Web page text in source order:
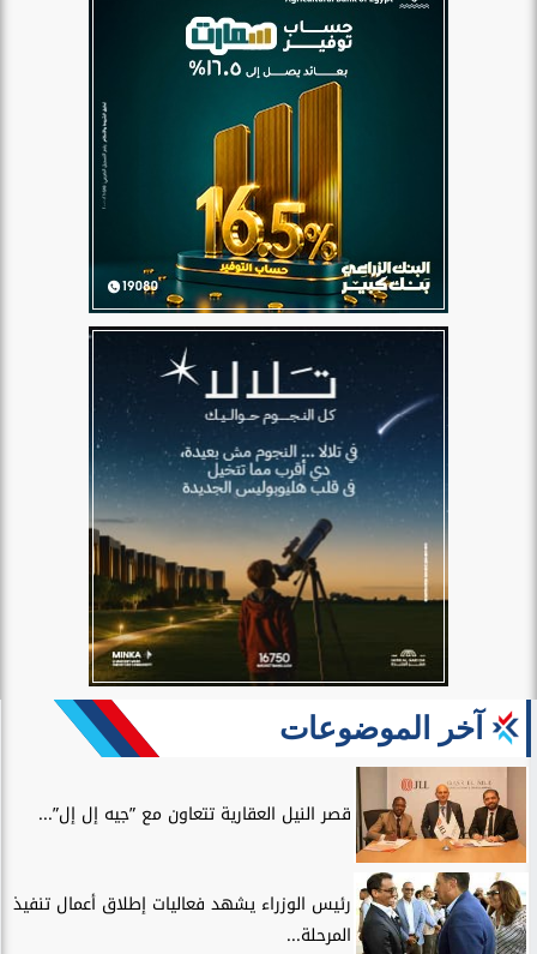
آخر الموضوعات
قصر النيل العقارية تتعاون مع ”جيه إل إل”...
رئيس الوزراء يشهد فعاليات إطلاق أعمال تنفيذ
المرحلة...